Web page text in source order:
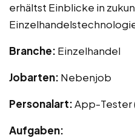
erhältst Einblicke in
Branche: Einzelhandel
Jobarten: Nebenjob
Personalart:App-Tester
Aufgaben: